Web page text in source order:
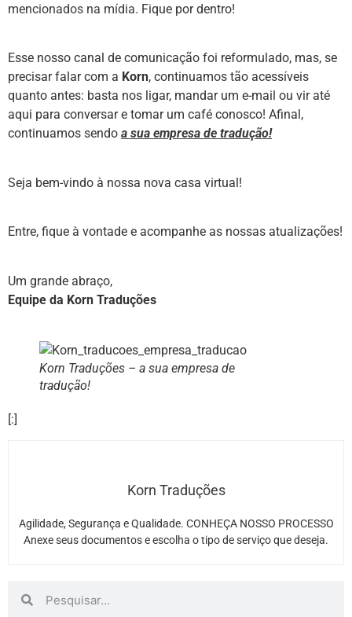
mencionados na mídia. Fique por dentro!
Esse nosso canal de comunicação foi reformulado, mas, se
precisar falar com a Korn, continuamos tão acessíveis
quanto antes: basta nos ligar, mandar um e-mail ou vir até
aqui para conversar e tomar um café conosco! Afinal,
continuamos sendo a sua empresa de tradução!
Seja bem-vindo à nossa nova casa virtual!
Entre, fique à vontade e acompanhe as nossas atualizações!
Um grande abraço,
Equipe da Korn Traduções
Korn Traduções – a sua empresa de
tradução!
[:]
Korn Traduções
Agilidade, Segurança e Qualidade. CONHEÇA NOSSO PROCESSO
Anexe seus documentos e escolha o tipo de serviço que deseja.